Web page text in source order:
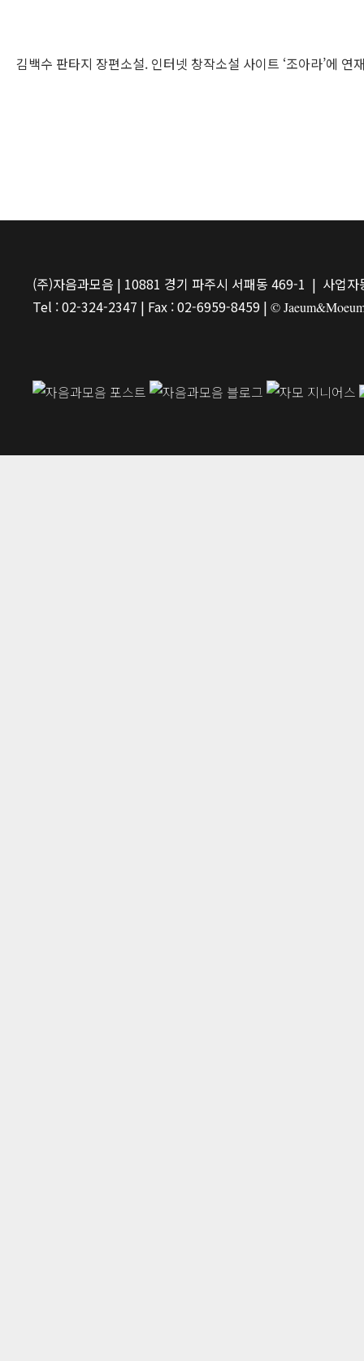
김백수 판타지 장편소설. 인터넷 창작소설 사이트 ‘조아라’에
(주)자음과모음 | 10881 경기 파주시 서패동 469-1 | 사업
Tel : 02-324-2347 | Fax : 02-6959-8459 | ©